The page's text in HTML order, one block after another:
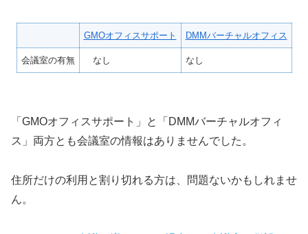
GMOオフィスサポート DMMバーチャルオフィス
会議室の有無 なし なし
「GMOオフィスサポート」と「DMMバーチャルオフィ
ス」両方とも会議室の情報はありませんでした。
住所だけの利用と割り切れる方は、問題ないかもしれませ
ん。